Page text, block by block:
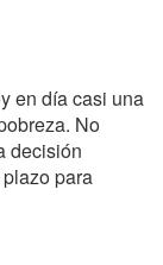
en día casi una
No
decisión
para